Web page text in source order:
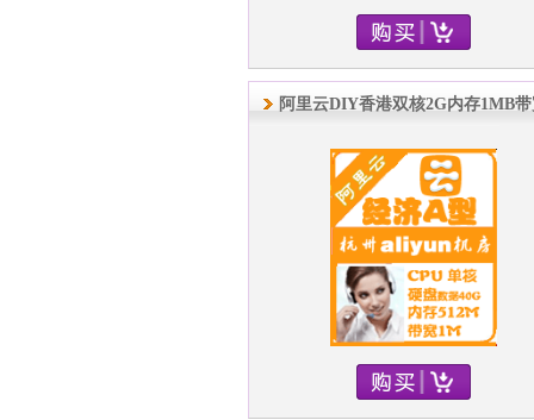
阿里云DIY香港双核2G内存1MB